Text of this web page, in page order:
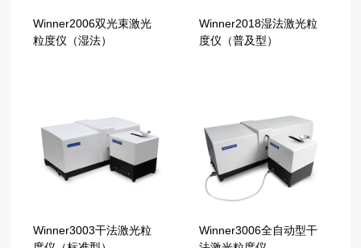
Winner2006双光束激光
粒度仪（湿法）
Winner2018湿法激光粒
度仪（普及型）
Winner3003干法激光粒
Winner3006全自动型干